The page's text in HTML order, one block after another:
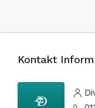
Kontakt